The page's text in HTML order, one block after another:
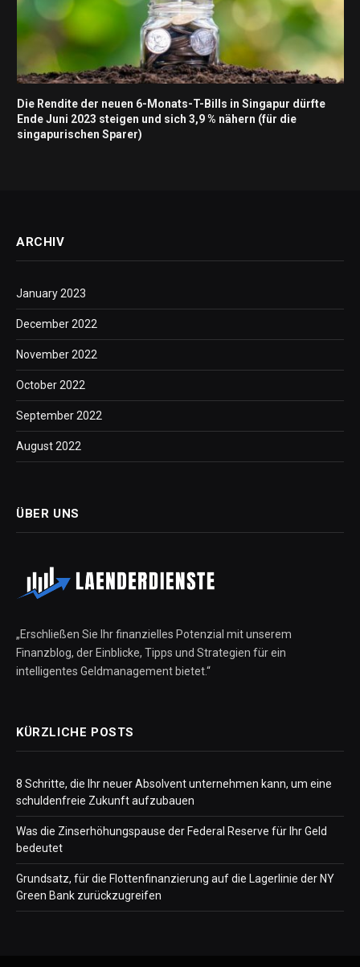
Die Rendite der neuen 6-Monats-T-Bills in Singapur dürfte
Ende Juni 2023 steigen und sich 3,9 % nähern (für die
singapurischen Sparer)
ARCHIV
January 2023
December 2022
November 2022
October 2022
September 2022
August 2022
ÜBER UNS
„Erschließen Sie Ihr finanzielles Potenzial mit unserem
Finanzblog, der Einblicke, Tipps und Strategien für ein
intelligentes Geldmanagement bietet.“
KÜRZLICHE POSTS
8 Schritte, die Ihr neuer Absolvent unternehmen kann, um eine
schuldenfreie Zukunft aufzubauen
Was die Zinserhöhungspause der Federal Reserve für Ihr Geld
bedeutet
Grundsatz, für die Flottenfinanzierung auf die Lagerlinie der NY
Green Bank zurückzugreifen